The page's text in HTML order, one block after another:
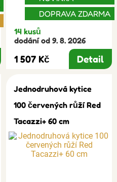
DOPRAVA ZDARMA
14 kusů
dodání od 9. 8. 2026
1 507 Kč Detail
Jednodruhová kytice
100 červených růží Red
Tacazzi+ 60 cm